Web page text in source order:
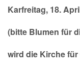
Karfreitag, 18.
15:00
(bitte Blumen für
wird die Kirche für